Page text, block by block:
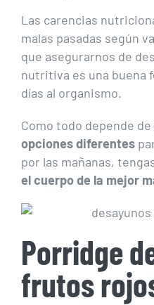
Las carencias
malas pasadas según
que asegurarnos de
nutritiva es una buena
días al organismo.
Como todo depende
opciones diferentes
por las mañanas,
el cuerpo de la mejor
Porridge
frutos